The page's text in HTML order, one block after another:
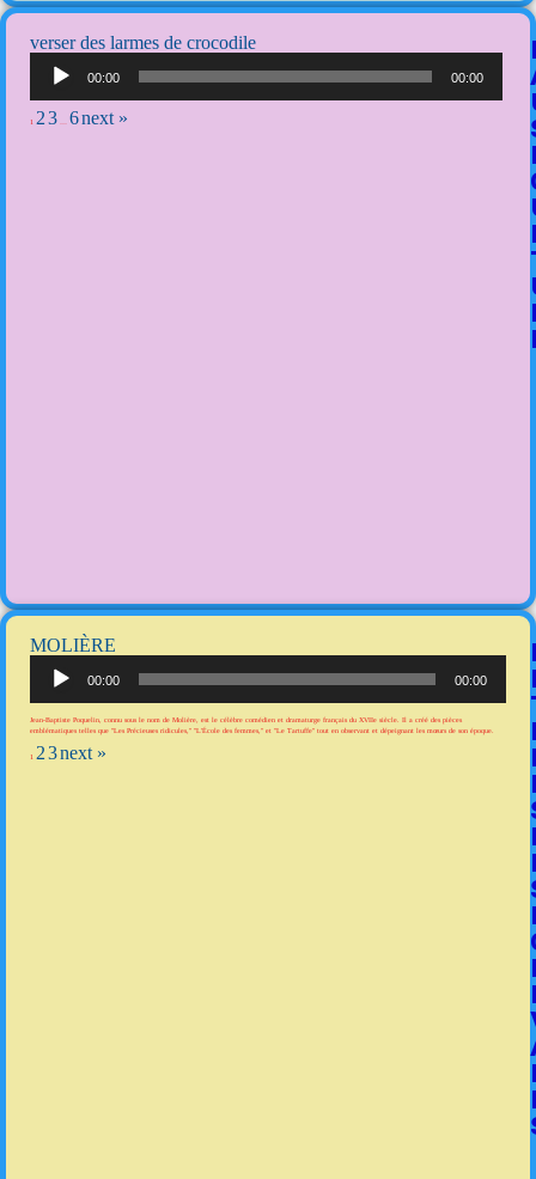
verser des larmes de crocodile
00:00 00:00
1 23 6next »
MOLIÈRE
00:00 00:00
Jean-Baptiste Poquelin, connu sous le nom de Molière, est le célèbre comédien et dramaturge français du XVIIe siècle. Il a créé des pièces
emblématiques telles que "Les Précieuses ridicules," "L'École des femmes," et "Le Tartuffe" tout en observant et dépeignant les mœurs de son époque.
1 23next »